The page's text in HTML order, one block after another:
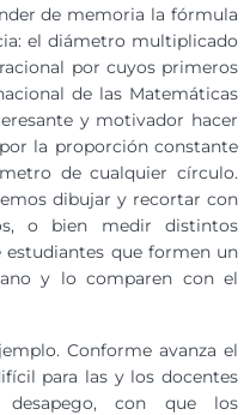
de memoria la fórmula
el diámetro multiplicado
por cuyos primeros
de las Matemáticas
y motivador hacer
la proporción constante
de cualquier círculo.
dibujar y recortar con
o bien medir distintos
que formen un
y lo comparen con el
Conforme avanza el
para las y los docentes
desapego, con que los